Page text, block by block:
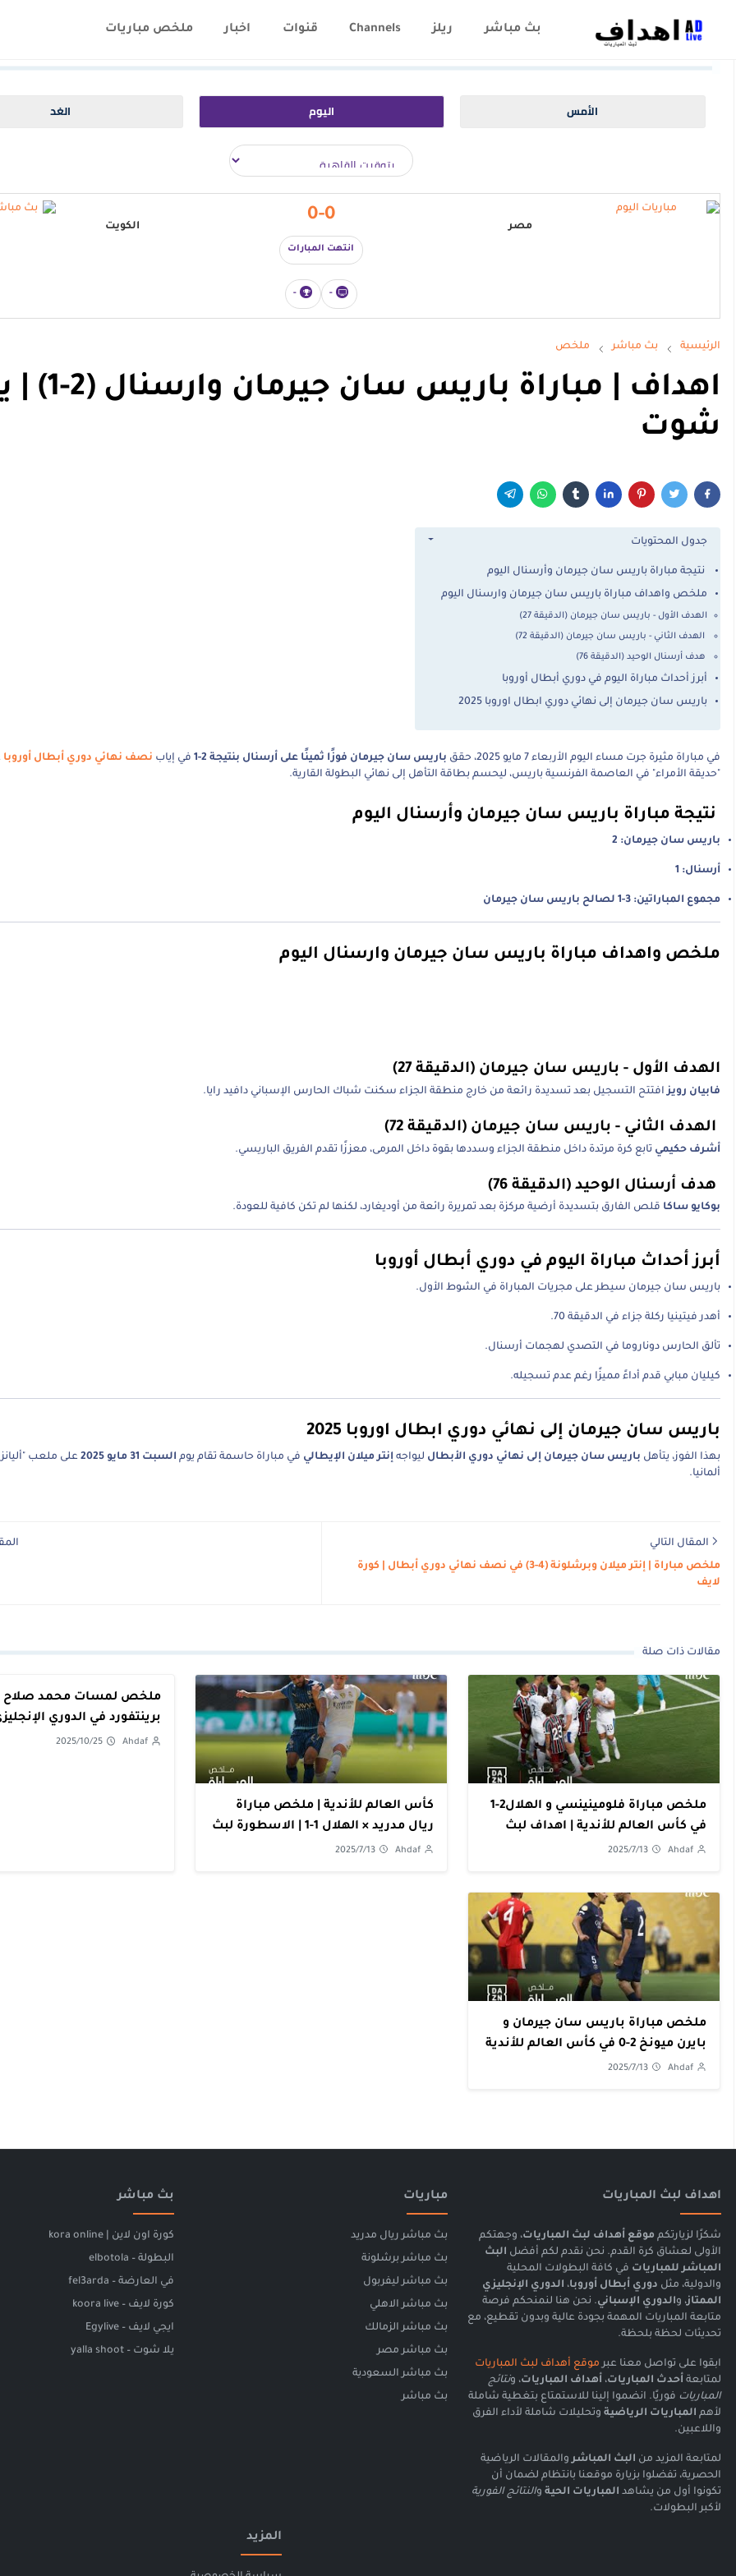
بث مباشر ريلز Channels قنوات اخبار ملخص مباريات
الأمس اليوم الغد
مصر
0-0
انتهت المبارات
-
-
الكويت
الرئيسية بث مباشر ملخص
اهداف | مباراة باريس سان
شوت
جدول المحتويات
نتيجة مباراة باريس سان جيرمان وأرسنال اليوم
ملخص واهداف مباراة باريس سان جيرمان وارسنال اليوم
الهدف الأول - باريس سان جيرمان (الدقيقة 27)
الهدف الثاني - باريس سان جيرمان (الدقيقة 72)
هدف أرسنال الوحيد (الدقيقة 76)
أبرز أحداث مباراة اليوم في دوري أبطال أوروبا
باريس سان جيرمان إلى نهائي دوري ابطال اوروبا 2025
في مباراة مثيرة جرت مساء اليوم الأربعاء 7 مايو 2025، حقق باريس سان جيرمان فوزًا ثمينًا على أرسنال بنتيجة 2-1 في إياب نصف نهائي دوري أبطال أوروبا
"حديقة الأمراء" في العاصمة الفرنسية باريس، ليحسم بطاقة التأهل إلى نهائي البطولة القارية.
نتيجة مباراة باريس سان جيرمان وأرسنال اليوم
باريس سان جيرمان: 2
أرسنال: 1
مجموع المباراتين: 3-1 لصالح باريس سان جيرمان
ملخص واهداف مباراة باريس سان جيرمان وارسنال اليوم
الهدف الأول - باريس سان جيرمان (الدقيقة 27)
فابيان رويز افتتح التسجيل بعد تسديدة رائعة من خارج منطقة الجزاء سكنت شباك الحارس الإسباني دافيد رايا.
الهدف الثاني - باريس سان جيرمان (الدقيقة 72)
أشرف حكيمي تابع كرة مرتدة داخل منطقة الجزاء وسددها بقوة داخل المرمى، معززًا تقدم الفريق الباريسي.
هدف أرسنال الوحيد (الدقيقة 76)
بوكايو ساكا قلص الفارق بتسديدة أرضية مركزة بعد تمريرة رائعة من أوديغارد، لكنها لم تكن كافية للعودة.
أبرز أحداث مباراة اليوم في دوري أبطال أوروبا
باريس سان جيرمان سيطر على مجريات المباراة في الشوط الأول.
أهدر فيتينيا ركلة جزاء في الدقيقة 70.
تألق الحارس دوناروما في التصدي لهجمات أرسنال.
كيليان مبابي قدم أداءً مميزًا رغم عدم تسجيله.
باريس سان جيرمان إلى نهائي دوري ابطال اوروبا 2025
بهذا الفوز، يتأهل باريس سان جيرمان إلى نهائي دوري الأبطال ليواجه إنتر ميلان الإيطالي في مباراة حاسمة تقام يوم السبت 31 مايو 2025
على ملعب "أليانز
ألمانيا.
المقال التالي
ملخص مباراة | إنتر ميلان وبرشلونة (4-3) في نصف نهائي دوري أبطال | كورة
لايف
مقالات ذات صلة
ملخص مباراة فلومينينسي و الهلال2-1
في كأس العالم للأندية | اهداف لبث
المباريات
Ahdaf
2025/7/13
كأس العالم للأندية | ملخص مباراة
ريال مدريد × الهلال 1-1 | الاسطورة لبث
المباريات
Ahdaf
2025/7/13
ملخص لمسات محمد
برينتفورد في الدوري
ملكي ولمسة عالمية
Ahdaf
2025/10/25
ملخص مباراة باريس سان جيرمان و
بايرن ميونخ 2-0 في كأس العالم للأندية
| اهداف
Ahdaf
2025/7/13
اهداف لبث المباريات
شكرًا لزيارتكم موقع أهداف لبث المباريات، وجهتكم
الأولى لعشاق كرة القدم. نحن نقدم لكم أفضل البث
المباشر للمباريات في كافة البطولات المحلية
والدولية، مثل دوري أبطال أوروبا، الدوري الإنجليزي
الممتاز، والدوري الإسباني. نحن هنا لنمنحكم فرصة
متابعة المباريات المهمة بجودة عالية وبدون تقطيع، مع
تحديثات لحظة بلحظة.
ابقوا على تواصل معنا عبر موقع أهداف لبث المباريات
لمتابعة أحدث المباريات، أهداف المباريات، ونتائج
المباريات فوريًا. انضموا إلينا للاستمتاع بتغطية شاملة
لأهم المباريات الرياضية وتحليلات شاملة لأداء الفرق
واللاعبين.
لمتابعة المزيد من البث المباشروالمقالات الرياضية
الحصرية، تفضلوا بزيارة موقعنا بانتظام لضمان أن
تكونوا أول من يشاهد المباريات الحية والنتائج الفورية
لأكبر البطولات.
مباريات
بث مباشر ريال مدريد
بث مباشر برشلونة
بث مباشر ليفربول
بث مباشر الاهلي
بث مباشر الزمالك
بث مباشر مصر
بث مباشر السعودية
بث مباشر
بث مباشر
كورة اون لاين | kora online
البطولة – elbotola
في العارضة – fel3arda
كورة لايف – koora live
ايجي لايف – Egylive
يلا شوت – yalla shoot
المزيد